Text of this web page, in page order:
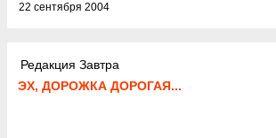
22 сентября 2004
Редакция Завтра
ЭХ, ДОРОЖКА ДОРОГАЯ...